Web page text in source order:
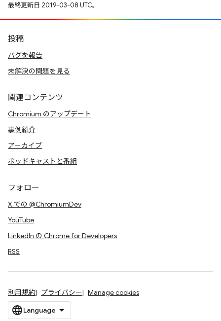
最終更新日 2019-03-08 UTC。
投稿
バグを報告
未解決の問題を見る
関連コンテンツ
Chromium のアップデート
事例紹介
アーカイブ
ポッドキャストと番組
フォロー
X での @ChromiumDev
YouTube
LinkedIn の Chrome for Developers
RSS
利用規約 プライバシー Manage cookies